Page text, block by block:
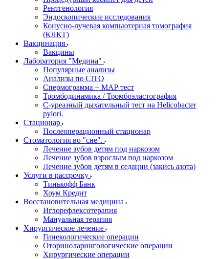
Рентгенология
Эндоскопические исследования
Конусно-лучевая компьютерная томография
(КЛКТ)
Вакцинация
Вакцины
Лаборатория "Медина"
Популярные анализы
Анализы по CITO
Спермограмма + МАР тест
Тромбодинамика / Тромбоэластография
С-уреазный дыхательный тест на Helicobacter
pylori.
Стационар
Послеоперационный стационар
Стоматология во "сне".
Лечение зубов детям под наркозом
Лечение зубов взрослым под наркозом
Лечение зубов детям в седации (закись азота)
Услуги в рассрочку
Тинькофф Банк
Хоум Кредит
Восстановительная медицина
Иглорефлексотерапия
Мануальная терапия
Хирургическое лечение
Гинекологические операции
Оториноларингологические операции
Хирургические операции